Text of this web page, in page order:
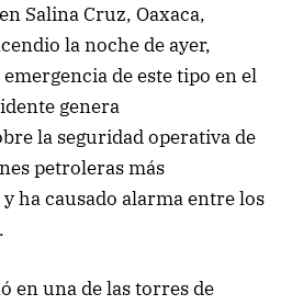
Salina Cruz, Oaxaca,
la noche de ayer,
de este tipo en el
genera
la seguridad operativa de
petroleras más
ha causado alarma entre los
en una de las torres de